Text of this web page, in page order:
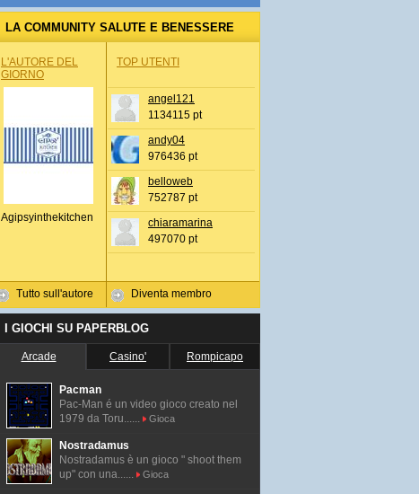
LA COMMUNITY SALUTE E BENESSERE
L'AUTORE DEL
GIORNO
Agipsyinthekitchen
Tutto sull'autore
TOP UTENTI
angel121
1134115 pt
andy04
976436 pt
belloweb
752787 pt
chiaramarina
497070 pt
Diventa membro
I GIOCHI SU PAPERBLOG
Arcade Casino' Rompicapo
Pacman
Pac-Man é un video gioco creato nel
1979 da Toru......
Gioca
Nostradamus
Nostradamus è un gioco " shoot them
up" con una......
Gioca